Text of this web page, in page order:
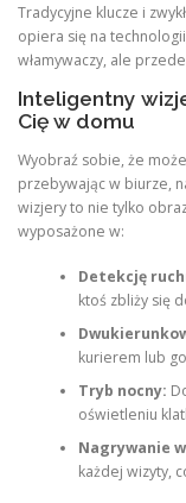
Tradycyjne klucze i
opiera się na
włamywaczy, ale
Inteligentny
Cię w domu
Wyobraź sobie, że
przebywając w biurze,
wizjery to nie tylko
wyposażone w:
Detekcję
ktoś zbliży się
kurierem lub
Tryb nocny:
oświetleniu
Nagrywanie
każdej wizyty,